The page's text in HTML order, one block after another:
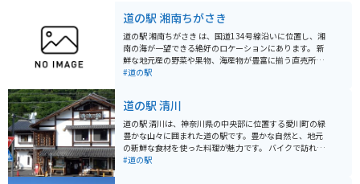
道の駅 湘南ちがさき
道の駅 湘南ちがさき は、国道134号線沿いに位置し、湘
南の海が一望できる絶好のロケーションにあります。 新
鮮な地元産の野菜や果物、海産物が豊富に揃う直売所
は、湘南の豊かな恵みを感じられるスポットです。朝ど
た、レストランでは、しらす丼や地魚を使った料理な
ど、地元の食材を活かしたメニューが楽しめます。海を
眺めながら食事ができるテラス席もあり、潮風を感じな
がらゆったりとした時間を過ごせます。 バイクで訪れる
方には、無料の駐輪場が用意されているので安心です。
#道の駅
道の駅 清川
道の駅 清川は、神奈川県の中央部に位置する愛川町の緑
豊かな山々に囲まれた道の駅です。豊かな自然と、地元
の新鮮な食材を使った料理が魅力です。 バイクで訪れる
際は、宮ヶ瀬湖やヤビツ峠など、周辺のワインディング
#道の駅